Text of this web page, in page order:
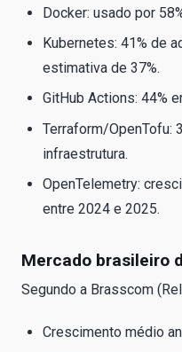
Docker: usado por
Kubernetes: 41% de
estimativa de 37%.
GitHub Actions: 44%
Terraform/OpenTofu:
infraestrutura.
OpenTelemetry:
entre 2024 e 2025.
Mercado brasileiro
Segundo a Brasscom
Crescimento médio